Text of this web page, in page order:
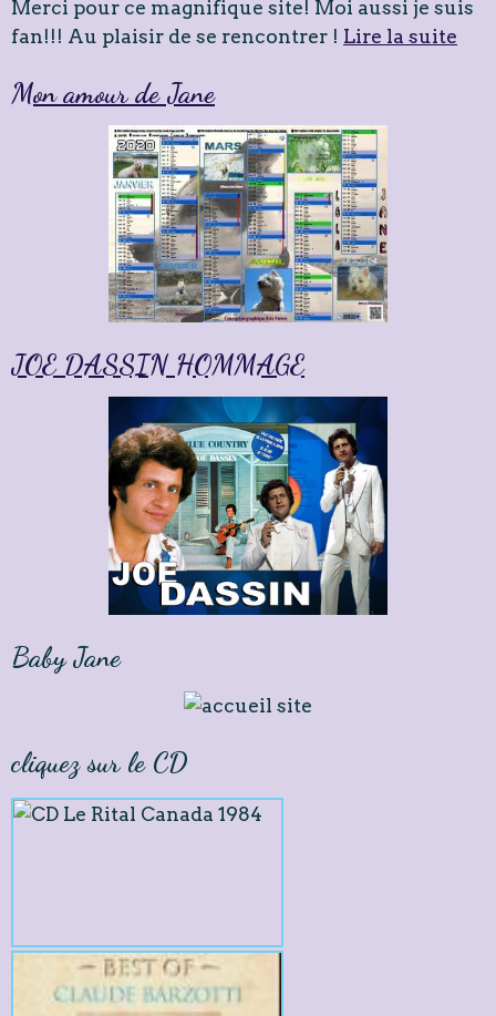
Merci pour ce magnifique site! Moi aussi je suis
fan!!! Au plaisir de se rencontrer ! Lire la suite
Mon amour de Jane
JOE DASSIN HOMMAGE
Baby Jane
cliquez sur le CD